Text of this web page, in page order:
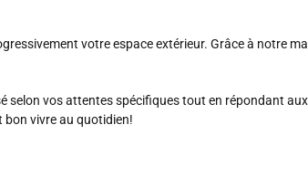
votre espace extérieur. Grâce à notre
vos attentes spécifiques tout en répondant
bon vivre au quotidien!